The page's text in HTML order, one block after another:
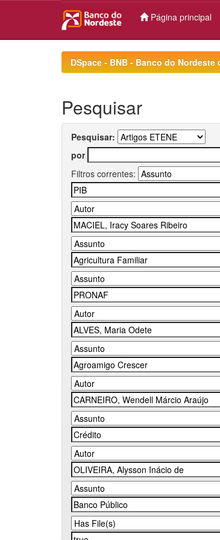
Página principal
DSpace - BNB - Banco do Nordeste
Pesquisar
Pesquisar:
por
Filtros correntes: